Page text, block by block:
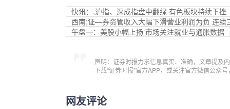
快讯：,沪指、深成指盘中翻绿 有色板块持续下挫
西南;证—券资管收入大幅下滑营业利润为负 连续
午盘—：美股小幅上扬 市场关注就业与通胀数据
声明：证券时报力求信息真实、准确，文章提及
下载“证券时报”官方APP，或关注官方微信公众
网友评论